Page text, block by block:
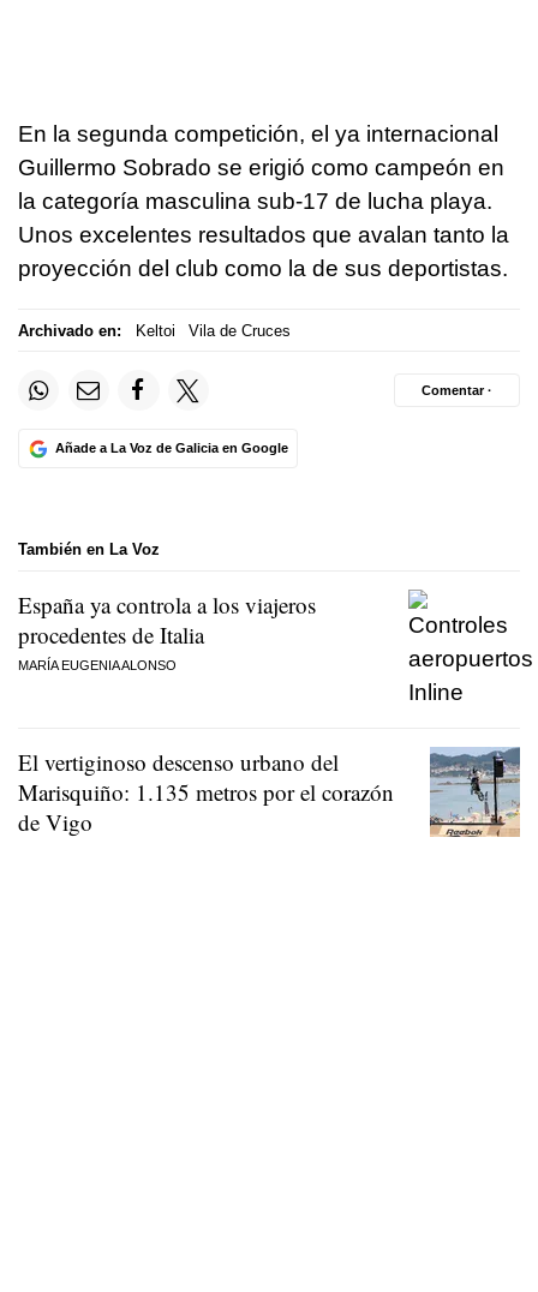
En la segunda competición, el ya internacional
Guillermo Sobrado se erigió como campeón en
la categoría masculina sub-17 de lucha playa.
Unos excelentes resultados que avalan tanto la
proyección del club como la de sus deportistas.
Archivado en: Keltoi Vila de Cruces
Añade a La Voz de Galicia en Google
Comentar ·
También en La Voz
España ya controla a los viajeros
procedentes de Italia
MARÍA EUGENIA ALONSO
El vertiginoso descenso urbano del
Marisquiño: 1.135 metros por el corazón
de Vigo